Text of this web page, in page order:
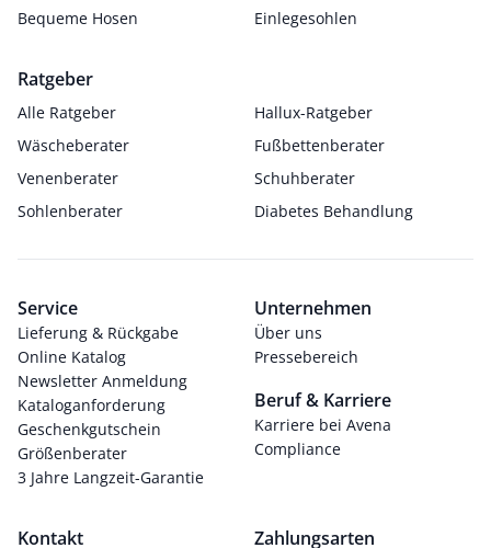
Bequeme Hosen
Einlegesohlen
Ratgeber
Alle Ratgeber
Hallux-Ratgeber
Wäscheberater
Fußbettenberater
Venenberater
Schuhberater
Sohlenberater
Diabetes Behandlung
Service
Lieferung & Rückgabe
Online Katalog
Newsletter Anmeldung
Kataloganforderung
Geschenkgutschein
Größenberater
3 Jahre Langzeit-Garantie
Unternehmen
Über uns
Pressebereich
Beruf & Karriere
Karriere bei Avena
Compliance
Kontakt Zahlungsarten